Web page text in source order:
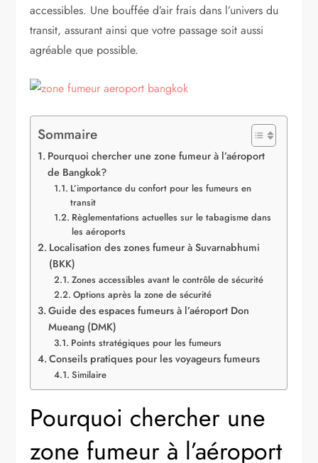
accessibles. Une bouffée d’air frais dans l’univers du
transit, assurant ainsi que votre passage soit aussi
agréable que possible.
Sommaire
Pourquoi chercher une zone fumeur à l’aéroport
de Bangkok?
L’importance du confort pour les fumeurs en
transit
Règlementations actuelles sur le tabagisme dans
les aéroports
Localisation des zones fumeur à Suvarnabhumi
(BKK)
Zones accessibles avant le contrôle de sécurité
Options après la zone de sécurité
Guide des espaces fumeurs à l’aéroport Don
Mueang (DMK)
Points stratégiques pour les fumeurs
Conseils pratiques pour les voyageurs fumeurs
Similaire
Pourquoi chercher une
zone fumeur à l’aéroport